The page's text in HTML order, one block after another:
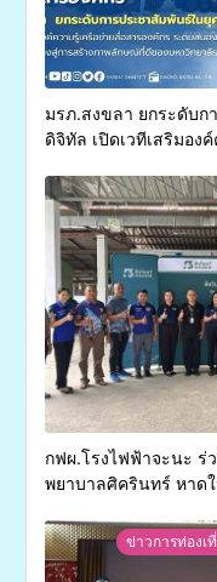
มรภ.สงขลา ยกระดับ
ดิจิทัล เปิดเวทีเสริมอง
การสร้างภาพลักษณ์ที่
กฟผ.โรงไฟฟ้าจะนะ ร่
พยาบาลศิครินทร์ หาด
ข่าวการท่องเ